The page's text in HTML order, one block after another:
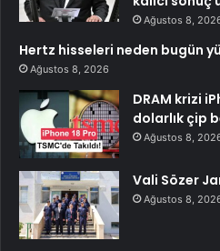
Ağustos 8,
Hertz hisseleri neden bugün
Ağustos 8, 2026
DRAM krizi
dolarlık çip
Ağustos 8,
Vali Sözer
Ağustos 8,